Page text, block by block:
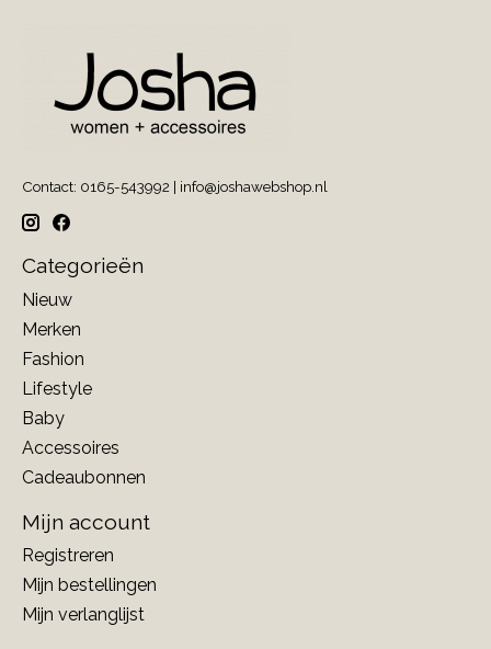
Contact: 0165-543992 | info@joshawebshop.nl
Categorieën
Nieuw
Merken
Fashion
Lifestyle
Baby
Accessoires
Cadeaubonnen
Mijn account
Registreren
Mijn bestellingen
Mijn verlanglijst